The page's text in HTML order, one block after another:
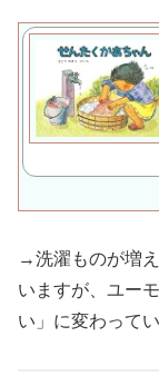
→洗濯ものが増
いますが、ユー
い」に変わってい